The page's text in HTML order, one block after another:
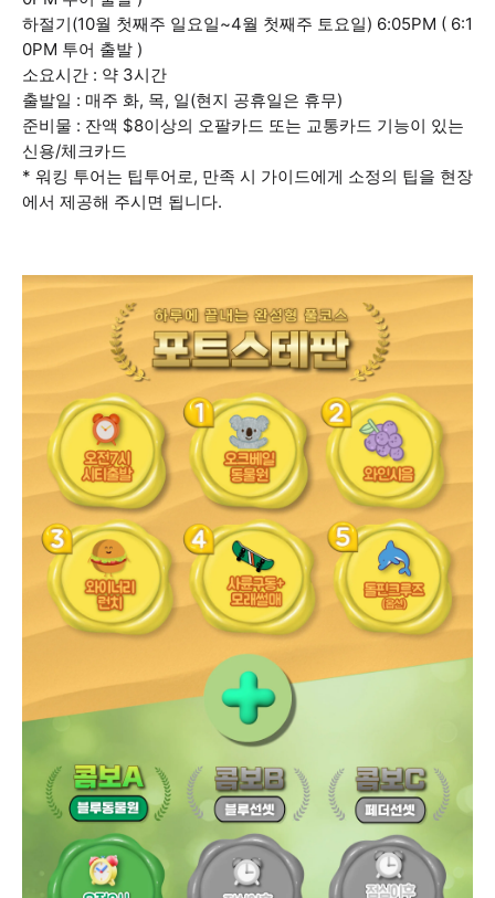
하절기(10월 첫째주 일요일~4월 첫째주 토요일) 6:05PM ( 6:1
0PM 투어 출발 )
소요시간 : 약 3시간
출발일 : 매주 화, 목, 일(현지 공휴일은 휴무)
준비물 : 잔액 $8이상의 오팔카드 또는 교통카드 기능이 있는
신용/체크카드
* 워킹 투어는 팁투어로, 만족 시 가이드에게 소정의 팁을 현장
에서 제공해 주시면 됩니다.